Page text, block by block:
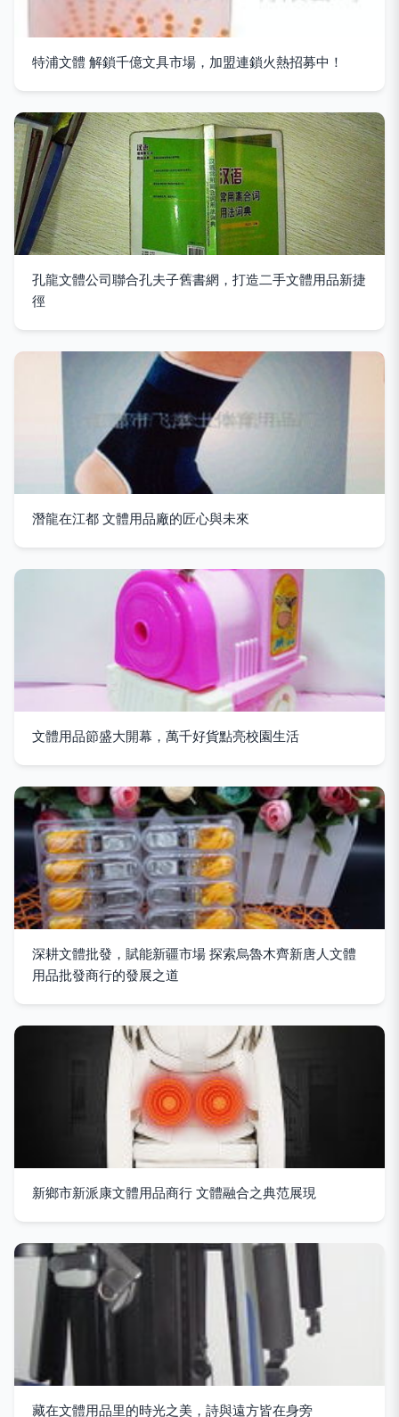
特浦文體 解鎖千億文具市場，加盟連鎖火熱招募中！
孔龍文體公司聯合孔夫子舊書網，打造二手文體用品新捷
徑
潛龍在江都 文體用品廠的匠心與未來
文體用品節盛大開幕，萬千好貨點亮校園生活
深耕文體批發，賦能新疆市場 探索烏魯木齊新唐人文體
用品批發商行的發展之道
新鄉市新派康文體用品商行 文體融合之典范展現
藏在文體用品里的時光之美，詩與遠方皆在身旁